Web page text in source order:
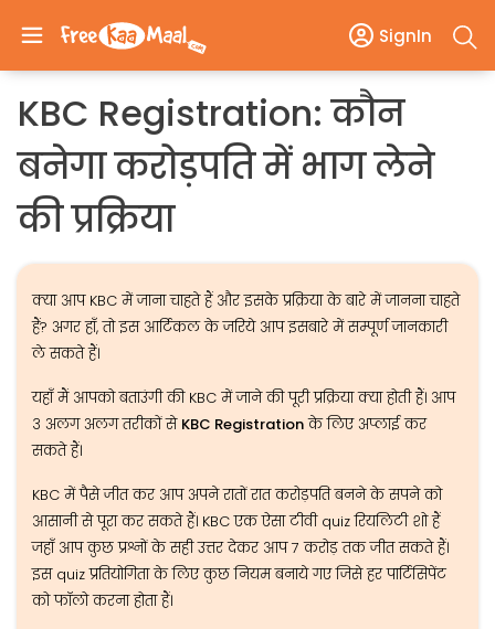
SignIn
KBC Registration: कौन
बनेगा करोड़पति में भाग लेने
की प्रक्रिया
क्या आप KBC में जाना चाहते हैं और इसके प्रक्रिया के बारे में जानना चाहते
हैं? अगर हाँ, तो इस आर्टिकल के जरिये आप इसबारे में सम्पूर्ण जानकारी
ले सकते हैं।
यहाँ मैं आपको बताउंगी की KBC में जाने की पूरी प्रक्रिया क्या होती हैं। आप
३ अलग अलग तरीकों से KBC Registrationके लिए अप्लाई कर
सकते हैं।
KBC में पैसे जीत कर आप अपने रातों रात करोड़पति बनने के सपने को
आसानी से पूरा कर सकते हैं। KBC एक ऐसा टीवी quiz रियलिटी शो हैं
जहाँ आप कुछ प्रश्नों के सही उत्तर देकर आप 7 करोड़ तक जीत सकते हैं।
इस quiz प्रतियोगिता के लिए कुछ नियम बनाये गए जिसे हर पार्टिसिपेंट
को फॉलो करना होता हैं।